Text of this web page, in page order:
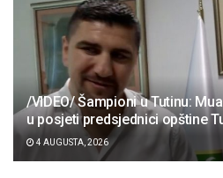
/VIDEO/ Šampioni u Tutinu:
u posjeti predsjednici opštine
4 AUGUSTA, 2026